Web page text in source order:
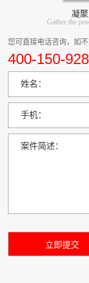
凝
Gather the
您可直接电话咨询，如
400-150-
姓名：
手机：
案件简述：